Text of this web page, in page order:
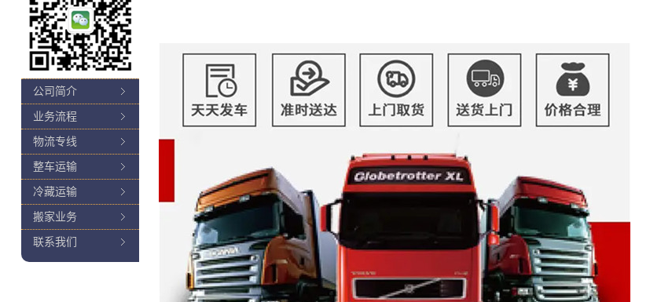
公司简介
业务流程
物流专线
整车运输
冷藏运输
搬家业务
联系我们